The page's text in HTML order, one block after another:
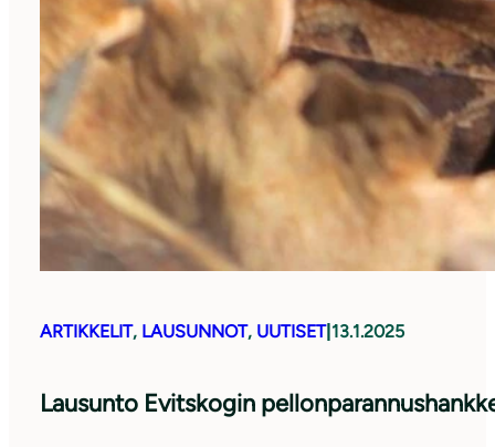
ARTIKKELIT, LAUSUNNOT, UUTISET| 13.1.2025
Lausunto Evitskogin